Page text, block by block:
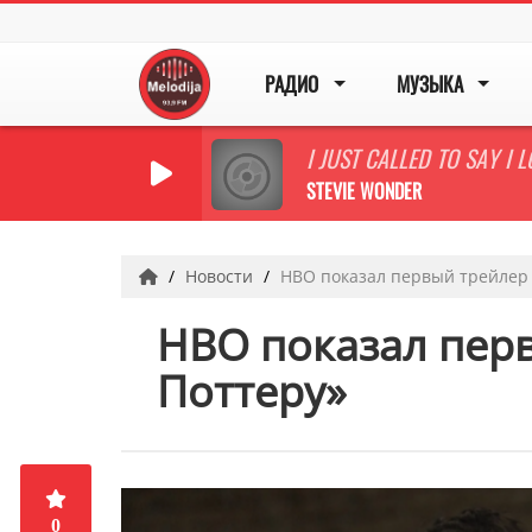
РАДИО МУЗЫКА
I JUST CALLED TO SAY I
STEVIE WONDER
Новости HBO показал первый
HBO показал
Поттеру»
0